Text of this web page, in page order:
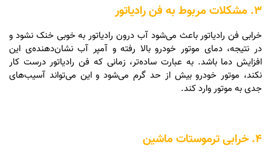
3. مشکلات مربوط به فن رادیاتور
خرابی فن رادیاتور باعث می‌شود آب درون رادیاتور به خوبی خنک نشود و
در نتیجه، دمای موتور خودرو بالا رفته و آمپر آب نشان‌دهنده‌ی این
افزایش دما باشد. به عبارت ساده‌تر، زمانی که فن رادیاتور درست کار
نکند، موتور خودرو بیش از حد گرم می‌شود و این می‌تواند آسیب‌های
جدی به موتور وارد کند.
4. خرابی ترموستات ماشین